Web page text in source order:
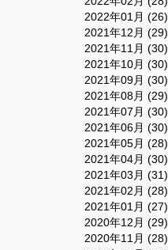
2022年01月 (26)
2021年12月 (29)
2021年11月 (30)
2021年10月 (30)
2021年09月 (30)
2021年08月 (29)
2021年07月 (30)
2021年06月 (30)
2021年05月 (28)
2021年04月 (30)
2021年03月 (31)
2021年02月 (28)
2021年01月 (27)
2020年12月 (29)
2020年11月 (28)